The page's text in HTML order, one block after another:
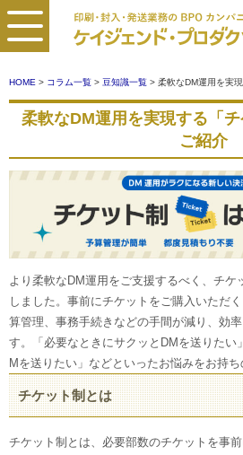
HOME > コラム一覧 > 豆知識一覧 > 柔軟なDM運用を実
柔軟なDM運用を実現する「
ご紹介
より柔軟なDM運用をご支援するべく、チケ
しました。事前にチケットをご購入いただ
算管理、事務手続きなどの手間が減り、効
す。「必要なときにサクッとDMを送りたい
Mを送りたい」などといったお悩みをお持ち
チケット制とは
チケット制とは、必要部数のチケットを事